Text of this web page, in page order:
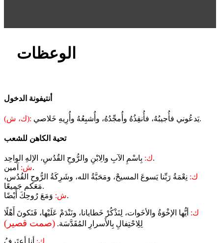
الوعظات
أنتيفونة الدخول
(ك، ش): يَدعُوني فأُجيبُهُ، فأُنقِذُهُ وأُمجِّدُهُ، وأُشبِعُهُ وأُرِيهِ خَلاصي.
تحية الكاهن للشعب
ك:بِاسْمِ الآبِ والِابْنِ والرُّوحِ القُدُسِ، الإلهِ الواحِد.
ش:آمين.
ك: نِعْمَةُ رَبِّنا يَسوعَ المسيحْ، ومَحَبَّةُ الله، وشَرِكَةُ الرُّوحِ القُدُس،
مَعَكم جَميعًا.
ش:وَمَعَ رُوحِكَ أَيْضًا.
ك: أيُّها الإخْوَةُ والأخَوات، لِنَذْكُرْ خَطايانا، ونَنْدَمْ عَلَيْها، فَنَكونَ أَهْلًا
لِلِاحْتِفالِ بِالأَسرارِ المُقَدَّسَة. (صمت قصير)